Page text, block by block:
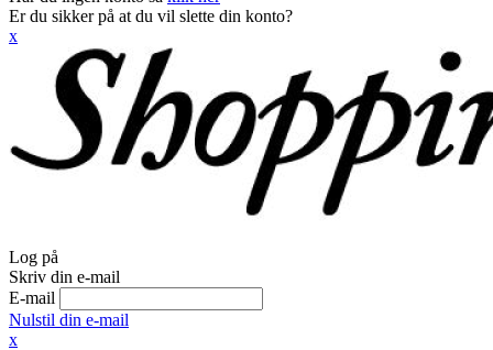
Er du sikker på at du vil slette din konto?
x
Log på
Skriv din e-mail
E-mail
Nulstil din e-mail
x